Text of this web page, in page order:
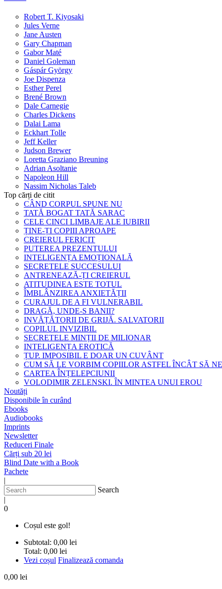
Robert T. Kiyosaki
Jules Verne
Jane Austen
Gary Chapman
Gabor Maté
Daniel Goleman
Gáspár György
Joe Dispenza
Esther Perel
Brené Brown
Dale Carnegie
Charles Dickens
Dalai Lama
Eckhart Tolle
Jeff Keller
Judson Brewer
Loretta Graziano Breuning
Adrian Asoltanie
Napoleon Hill
Nassim Nicholas Taleb
Top cărți de citit
CÂND CORPUL SPUNE NU
TATĂ BOGAT TATĂ SARAC
CELE CINCI LIMBAJE ALE IUBIRII
ȚINE-ȚI COPIII APROAPE
CREIERUL FERICIT
PUTEREA PREZENTULUI
INTELIGENȚA EMOȚIONALĂ
SECRETELE SUCCESULUI
ANTRENEAZĂ-ȚI CREIERUL
ATITUDINEA ESTE TOTUL
ÎMBLÂNZIREA ANXIETĂȚII
CURAJUL DE A FI VULNERABIL
DRAGĂ, UNDE-S BANII?
INVĂȚĂTORII DE GRIJĂ. SALVATORII
COPILUL INVIZIBIL
SECRETELE MINȚII DE MILIONAR
INTELIGENȚA EROTICĂ
ȚUP. IMPOSIBIL E DOAR UN CUVÂNT
CUM SĂ LE VORBIM COPIILOR ASTFEL ÎNCÂT SĂ
CARTEA ÎNȚELEPCIUNII
VOLODIMIR ZELENSKI. ÎN MINTEA UNUI EROU
Noutăți
Disponibile în curând
Ebooks
Audiobooks
Imprints
Newsletter
Reduceri Finale
Cărți sub 20 lei
Blind Date with a Book
Pachete
|
Search
|
0
Coșul este gol!
Subtotal: 0,00 lei
Total: 0,00 lei
Vezi coșul Finalizează comanda
0,00 lei